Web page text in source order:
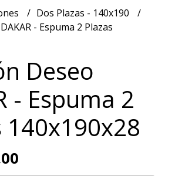
Dos Plazas - 140x190
- Espuma 2 Plazas
Deseo
- Espuma 2
140x190x28